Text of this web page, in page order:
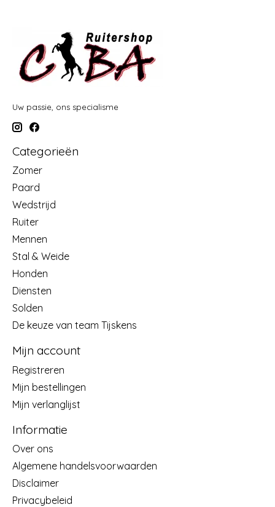
Uw passie, ons specialisme
Categorieën
Zomer
Paard
Wedstrijd
Ruiter
Mennen
Stal & Weide
Honden
Diensten
Solden
De keuze van team Tijskens
Mijn account
Registreren
Mijn bestellingen
Mijn verlanglijst
Informatie
Over ons
Algemene handelsvoorwaarden
Disclaimer
Privacybeleid